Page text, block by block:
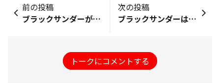
前の投稿
ブラックサンダーが急に食べたくなる現象ってどう名づけたらいいですか？
次の投稿
ブラックサンダーはおいしいね
トークにコメントする